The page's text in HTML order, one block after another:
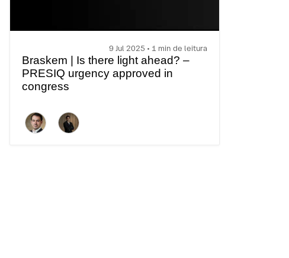
9 Jul 2025 • 1 min de leitura
Braskem | Is there light ahead? –
PRESIQ urgency approved in
congress